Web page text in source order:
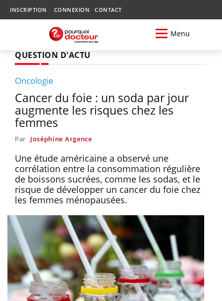
INSCRIPTION CONNEXION CONTACT
Menu
QUESTION D'ACTU
Oncologie
Cancer du foie : un soda par jour
augmente les risques chez les
femmes
Par Joséphine Argence
Une étude américaine a observé une
corrélation entre la consommation régulière
de boissons sucrées, comme les sodas, et le
risque de développer un cancer du foie chez
les femmes ménopausées.